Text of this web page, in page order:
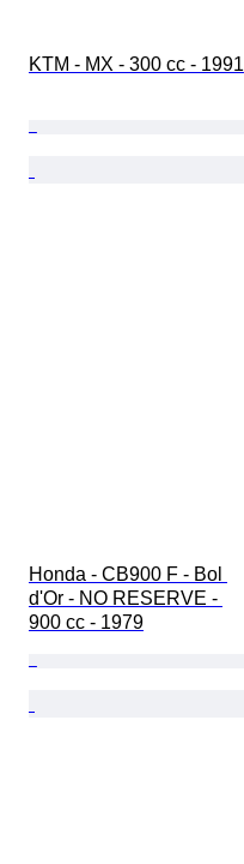
KTM - MX - 300 cc - 1991
Honda - CB900 F - Bol
d'Or - NO RESERVE -
900 cc - 1979